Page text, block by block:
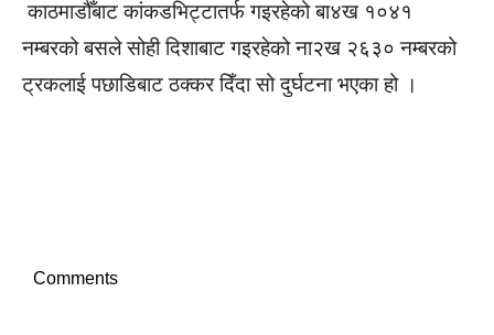
काठमाडौँबाट कांकडभिट्टातर्फ गइरहेको बा४ख १०४१
नम्बरको बसले सोही दिशाबाट गइरहेको ना२ख २६३० नम्बरको
ट्रकलाई पछाडिबाट ठक्कर दिँदा सो दुर्घटना भएका हो ।
Comments